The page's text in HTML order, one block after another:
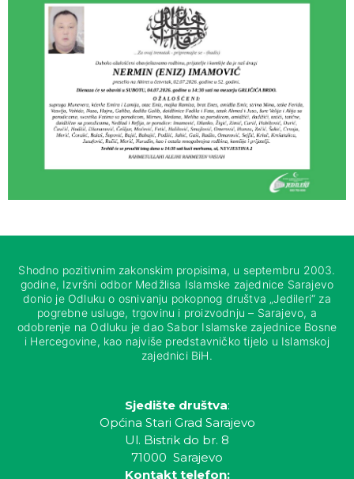
Shodno pozitivnim zakonskim propisima, u septembru 2003.
godine, Izvršni odbor Medžlisa Islamske zajednice Sarajevo
donio je Odluku o osnivanju pokopnog društva „Jedileri“ za
pogrebne usluge, trgovinu i proizvodnju – Sarajevo, a
odobrenje na Odluku je dao Sabor Islamske zajednice Bosne
i Hercegovine, kao najviše predstavničko tijelo u Islamskoj
zajednici BiH.
Sjedište društva:
Općina Stari Grad Sarajevo
Ul. Bistrik do br. 8
71000 Sarajevo
Kontakt telefon: